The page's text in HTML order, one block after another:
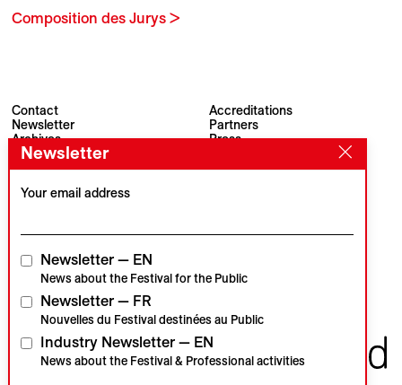
Composition des Jurys >
Contact
Newsletter
Archives
Accreditations
Partners
Press
Visions du Réel
CH–1260 Nyon
Institutional partners
Newsletter
Your email address
Newsletter — EN
News about the Festival for the Public
Newsletter — FR
Nouvelles du Festival destinées au Public
Industry Newsletter — EN
News about the Festival & Professional activities